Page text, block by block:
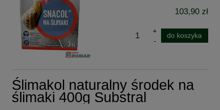
103,90 zł
do koszyka
Ślimakol naturalny środek na
ślimaki 400g Substral